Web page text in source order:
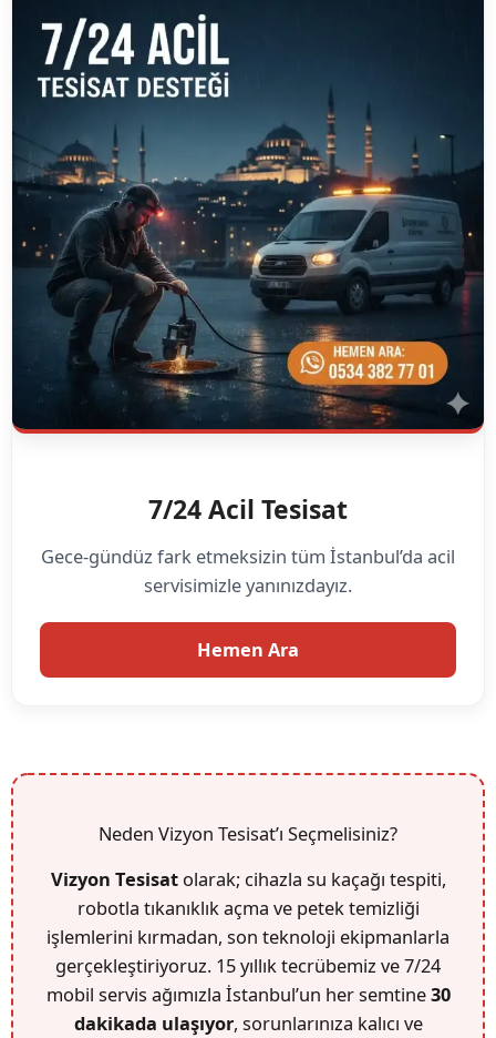
7/24 Acil Tesisat
Gece-gündüz fark etmeksizin tüm İstanbul’da acil
servisimizle yanınızdayız.
Hemen Ara
Neden Vizyon Tesisat’ı Seçmelisiniz?
Vizyon Tesisatolarak; cihazla su kaçağı tespiti,
robotla tıkanıklık açma ve petek temizliği
işlemlerini kırmadan, son teknoloji ekipmanlarla
gerçekleştiriyoruz. 15 yıllık tecrübemiz ve 7/24
mobil servis ağımızla İstanbul’un her semtine30
dakikada ulaşıyor, sorunlarınıza kalıcı ve